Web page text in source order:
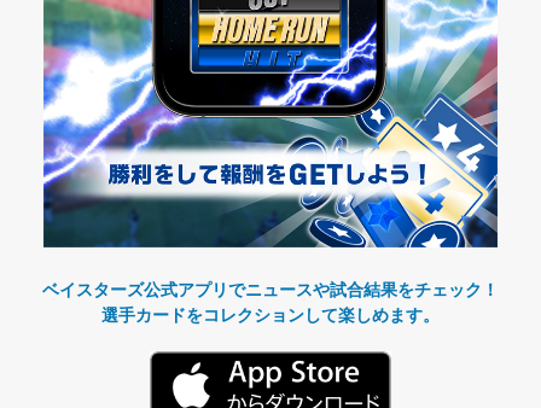
ベイスターズ公式アプリでニュースや試合結果をチェック！
選手カードをコレクションして楽しめます。